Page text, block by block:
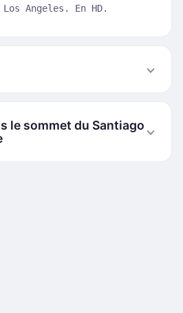
Angeles. En HD.
le sommet du Santiago